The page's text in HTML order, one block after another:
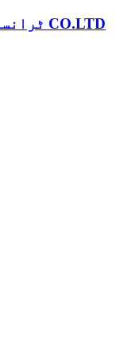
YUEQING JSM ٹرانسفارمر CO.LTD